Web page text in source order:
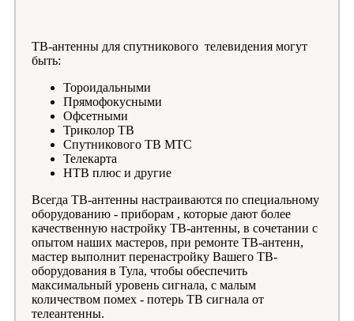
ТВ-антенны для спутникового телевидения могут
быть:
Тороидальными
Прямофокусными
Офсетными
Триколор ТВ
Спутникового ТВ МТС
Телекарта
НТВ плюс и другие
Всегда ТВ-антенны настраиваются по специальному
оборудованию - приборам , которые дают более
качественную настройку ТВ-антенны, в сочетании с
опытом наших мастеров, при ремонте ТВ-антенн,
мастер выполнит перенастройку Вашего ТВ-
оборудования в Тула, чтобы обеспечить
максимальный уровень сигнала, с малым
количеством помех - потерь ТВ сигнала от
телеантенны.